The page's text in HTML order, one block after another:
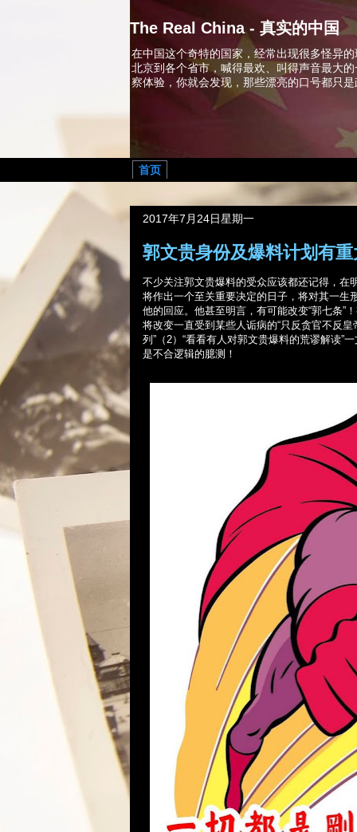
The Real China - 真实的中国
在中国这个奇特的国家，经常出现很多怪异
北京到各个省市，喊得最欢、叫得声音最大
察体验，你就会发现，那些漂亮的口号都只
首页
2017年7月24日星期一
郭文贵身份及爆料计划有
不少关注郭文贵爆料的受众应该都还记得，在
将作出一个至关重要决定的日子，将对其一生
他的回应。他甚至明言，有可能改变“郭七条”
将改变一直受到某些人诟病的“只反贪官不反
列”（2）“看看有人对郭文贵爆料的荒谬解读”
是不合逻辑的臆测！